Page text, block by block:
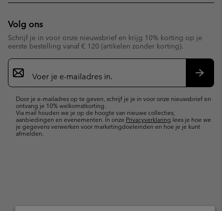
Volg ons
Schrijf je in voor onze nieuwsbrief en krijg 10% korting op je
eerste bestelling vanaf € 120 (artikelen zonder korting).
Aanmelden
voor
e-
Door je e-mailadres op te geven, schrijf je je in voor onze nieuwsbrief en
ontvang je 10% welkomstkorting.
Via mail houden we je op de hoogte van nieuwe collecties,
aanbiedingen en evenementen. In onze Privacyverklaring lees je hoe we
je gegevens verwerken voor marketingdoeleinden en hoe je je kunt
afmelden.